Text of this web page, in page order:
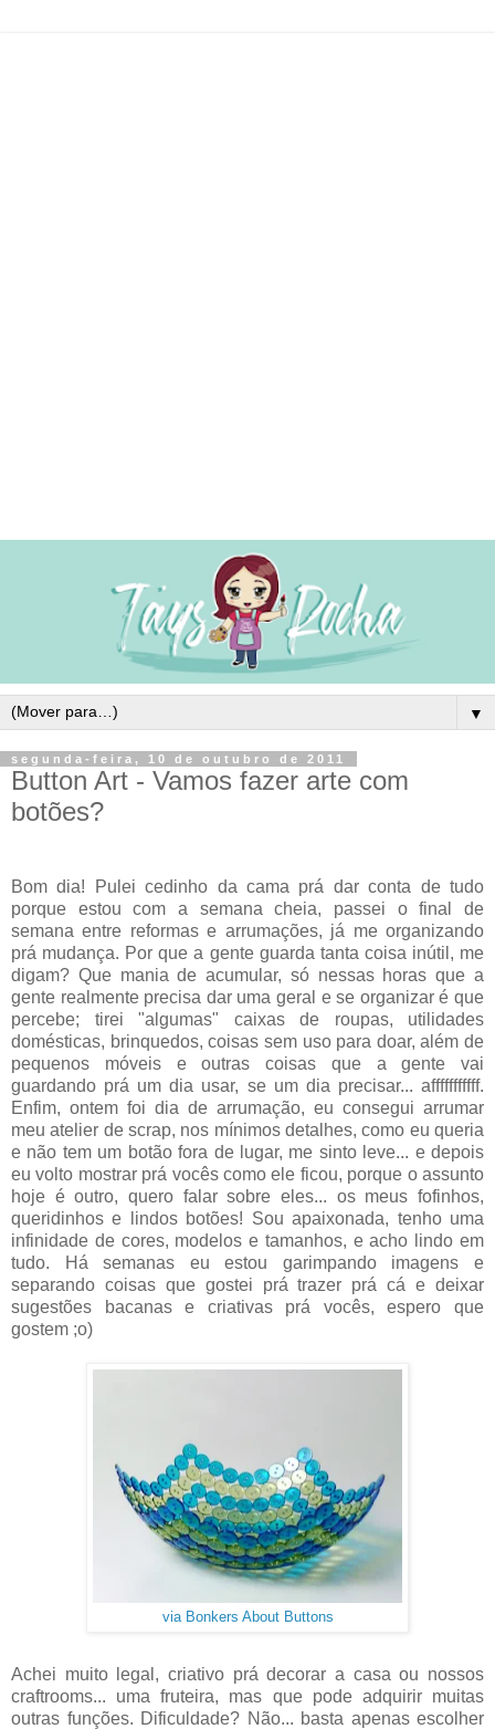
▼
segunda-feira, 10 de outubro de 2011
Button Art - Vamos fazer arte com
botões?
Bom dia! Pulei cedinho da cama prá dar conta de tudo
porque estou com a semana cheia, passei o final de
semana entre reformas e arrumações, já me organizando
prá mudança. Por que a gente guarda tanta coisa inútil, me
digam? Que mania de acumular, só nessas horas que a
gente realmente precisa dar uma geral e se organizar é que
percebe; tirei "algumas" caixas de roupas, utilidades
domésticas, brinquedos, coisas sem uso para doar, além de
pequenos móveis e outras coisas que a gente vai
guardando prá um dia usar, se um dia precisar... afffffffffff.
Enfim, ontem foi dia de arrumação, eu consegui arrumar
meu atelier de scrap, nos mínimos detalhes, como eu queria
e não tem um botão fora de lugar, me sinto leve... e depois
eu volto mostrar prá vocês como ele ficou, porque o assunto
hoje é outro, quero falar sobre eles... os meus fofinhos,
queridinhos e lindos botões! Sou apaixonada, tenho uma
infinidade de cores, modelos e tamanhos, e acho lindo em
tudo. Há semanas eu estou garimpando imagens e
separando coisas que gostei prá trazer prá cá e deixar
sugestões bacanas e criativas prá vocês, espero que
gostem ;o)
via Bonkers About Buttons
Achei muito legal, criativo prá decorar a casa ou nossos
craftrooms... uma fruteira, mas que pode adquirir muitas
outras funções. Dificuldade? Não... basta apenas escolher